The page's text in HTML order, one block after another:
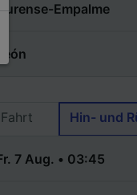
Hin- und